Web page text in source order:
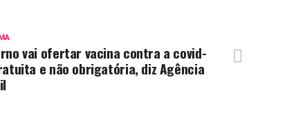
vai ofertar vacina contra a covid-
e não obrigatória, diz Agência